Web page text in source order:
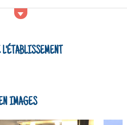
...
L'ÉTABLISSEMENT
IMAGES